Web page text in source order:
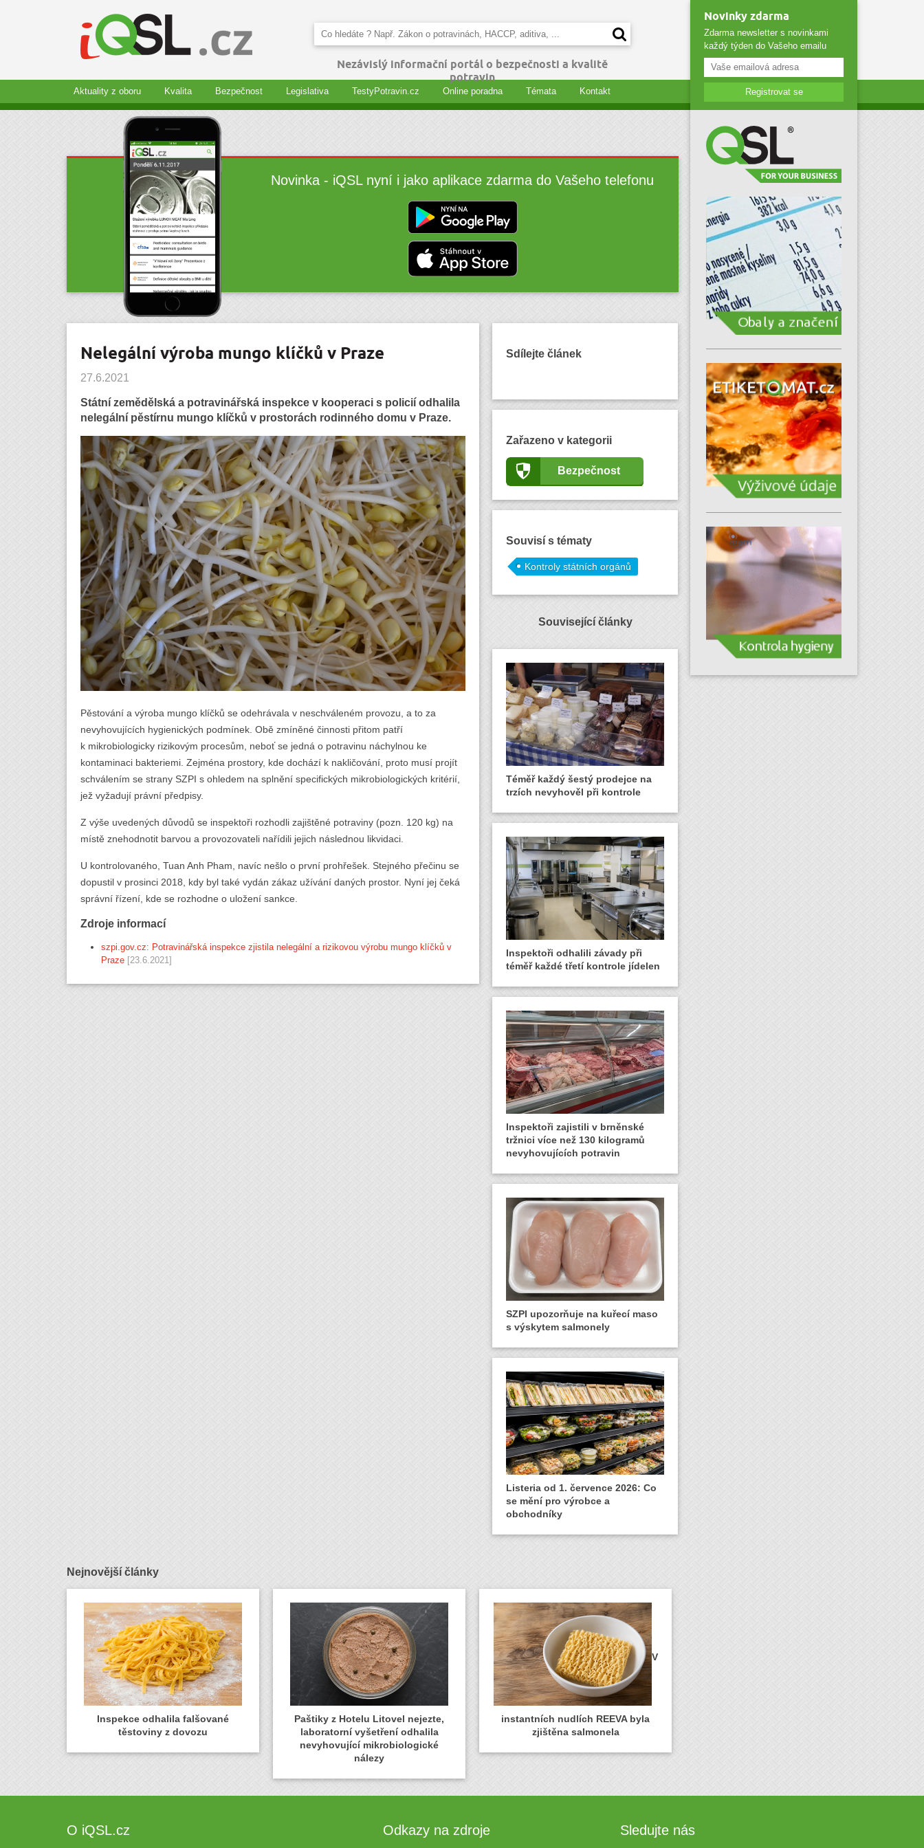
Nezávislý informační portál o bezpečnosti a kvalitě
potravin
Aktuality z oboru Kvalita Bezpečnost Legislativa TestyPotravin.cz Online poradna Témata Kontakt
Novinka - iQSL nyní i jako aplikace zdarma do Vašeho telefonu
Nelegální výroba mungo klíčků v Praze
27.6.2021
Státní zemědělská a potravinářská inspekce v kooperaci s policií odhalila
nelegální pěstírnu mungo klíčků v prostorách rodinného domu v Praze.
Pěstování a výroba mungo klíčků se odehrávala v neschváleném provozu, a to za
nevyhovujících hygienických podmínek. Obě zmíněné činnosti přitom patří
k mikrobiologicky rizikovým procesům, neboť se jedná o potravinu náchylnou ke
kontaminaci bakteriemi. Zejména prostory, kde dochází k nakličování, proto musí projít
schválením se strany SZPI s ohledem na splnění specifických mikrobiologických kritérií,
jež vyžadují právní předpisy.
Z výše uvedených důvodů se inspektoři rozhodli zajištěné potraviny (pozn. 120 kg) na
místě znehodnotit barvou a provozovateli nařídili jejich následnou likvidaci.
U kontrolovaného, Tuan Anh Pham, navíc nešlo o první prohřešek. Stejného přečinu se
dopustil v prosinci 2018, kdy byl také vydán zákaz užívání daných prostor. Nyní jej čeká
správní řízení, kde se rozhodne o uložení sankce.
Zdroje informací
szpi.gov.cz: Potravinářská inspekce zjistila nelegální a rizikovou výrobu mungo klíčků v
Praze [23.6.2021]
Sdílejte článek
Zařazeno v kategorii
Bezpečnost
Souvisí s tématy
Kontroly státních orgánů
Související články
Téměř každý šestý prodejce na
trzích nevyhověl při kontrole
Inspektoři odhalili závady při
téměř každé třetí kontrole jídelen
Inspektoři zajistili v brněnské
tržnici více než 130 kilogramů
nevyhovujících potravin
SZPI upozorňuje na kuřecí maso
s výskytem salmonely
Listeria od 1. července 2026: Co
se mění pro výrobce a
obchodníky
Nejnovější články
Inspekce odhalila falšované
těstoviny z dovozu
Paštiky z Hotelu Litovel nejezte,
laboratorní vyšetření odhalila
nevyhovující mikrobiologické
nálezy
V
instantních nudlích REEVA byla
zjištěna salmonela
Novinky zdarma
Zdarma newsletter s novinkami
každý týden do Vašeho emailu
Registrovat se
O iQSL.cz Odkazy na zdroje Sledujte nás